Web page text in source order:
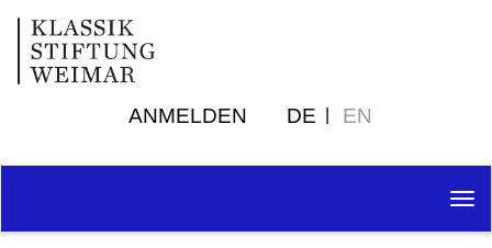
ANMELDEN DE EN